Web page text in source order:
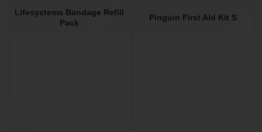
Nebyla přidána žádná recenze.
Lifesystems Bandage Refill
Pack
Pinguin First Aid Kit S